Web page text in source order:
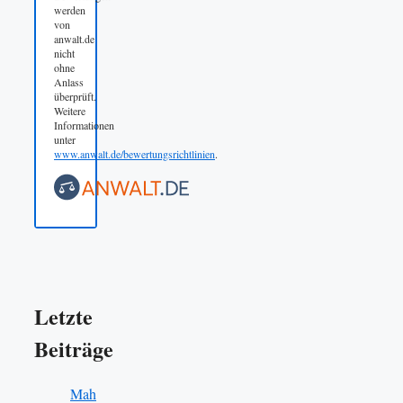
werden
von
anwalt.de
nicht
ohne
Anlass
überprüft.
Weitere
Informationen
unter
www.anwalt.de/bewertungsrichtlinien.
Letzte
Beiträge
Mah